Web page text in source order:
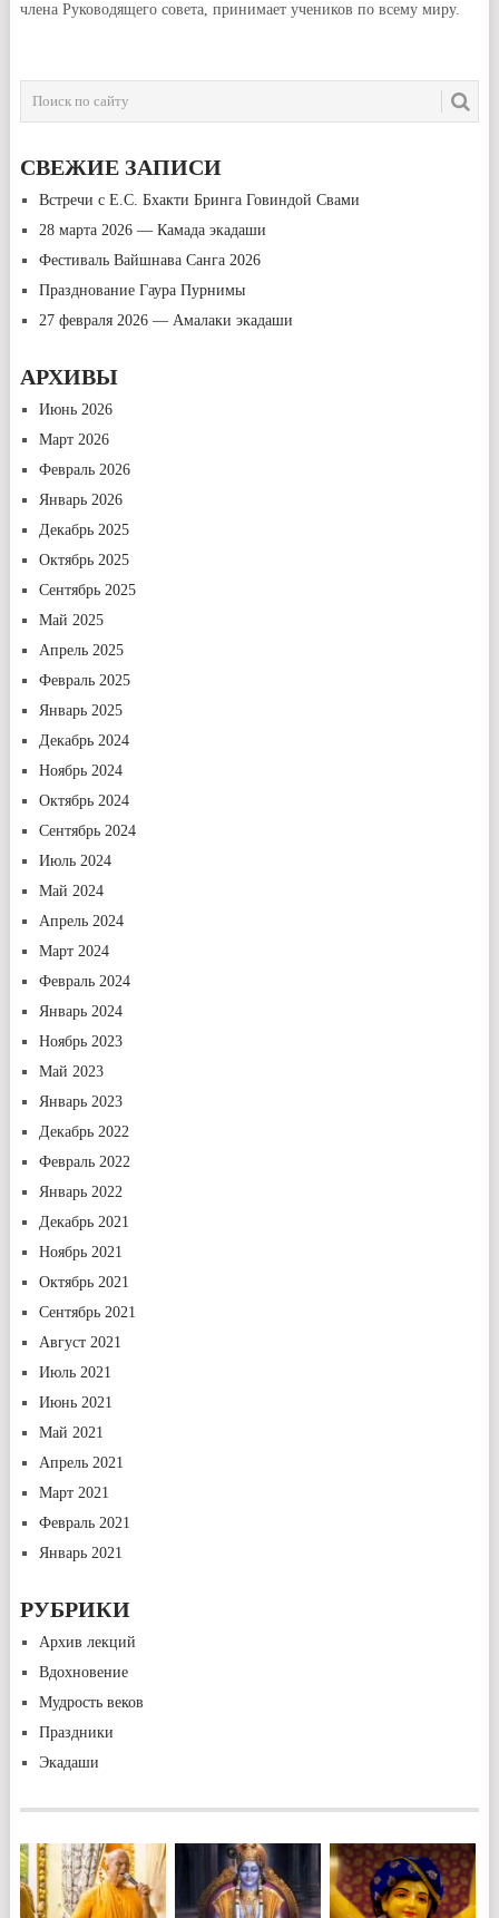
члена Руководящего совета, принимает учеников по всему миру.
СВЕЖИЕ ЗАПИСИ
Встречи с Е.С. Бхакти Бринга Говиндой Свами
28 марта 2026 — Камада экадаши
Фестиваль Вайшнава Санга 2026
Празднование Гаура Пурнимы
27 февраля 2026 — Амалаки экадаши
АРХИВЫ
Июнь 2026
Март 2026
Февраль 2026
Январь 2026
Декабрь 2025
Октябрь 2025
Сентябрь 2025
Май 2025
Апрель 2025
Февраль 2025
Январь 2025
Декабрь 2024
Ноябрь 2024
Октябрь 2024
Сентябрь 2024
Июль 2024
Май 2024
Апрель 2024
Март 2024
Февраль 2024
Январь 2024
Ноябрь 2023
Май 2023
Январь 2023
Декабрь 2022
Февраль 2022
Январь 2022
Декабрь 2021
Ноябрь 2021
Октябрь 2021
Сентябрь 2021
Август 2021
Июль 2021
Июнь 2021
Май 2021
Апрель 2021
Март 2021
Февраль 2021
Январь 2021
РУБРИКИ
Архив лекций
Вдохновение
Мудрость веков
Праздники
Экадаши